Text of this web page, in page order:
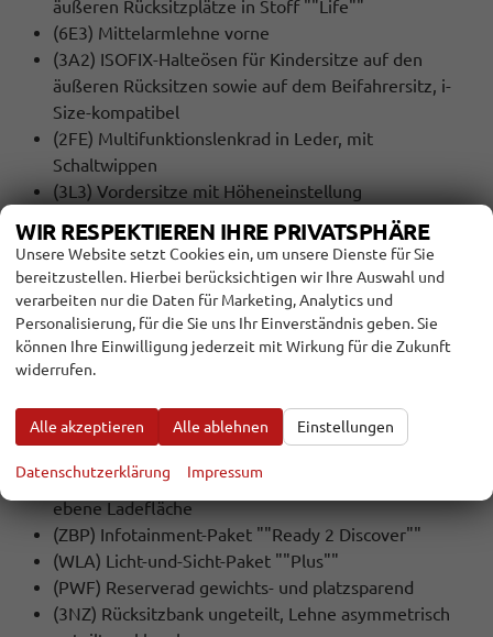
äußeren Rücksitzplätze in Stoff ""Life""
(6E3) Mittelarmlehne vorne
(3A2) ISOFIX-Halteösen für Kindersitze auf den
äußeren Rücksitzen sowie auf dem Beifahrersitz, i-
Size-kompatibel
(2FE) Multifunktionslenkrad in Leder, mit
Schaltwippen
(3L3) Vordersitze mit Höheneinstellung
EXTRAS:
(V73) 4 Leichtmetallräder ""Bangalore"" 6,5 J x 17
(PF3) Assistenzpaket ""IQ.DRIVE""
(6YD) Außenspiegel elektrisch einstell-, anklapp- und
beheizbar, mit Beifahrerspiegelabsenkung
(3S2) Dachreling schwarz
Profile wählbar
(3GD) Gepäckraumboden in 2 Höhen einstellbar, für
ebene Ladefläche
(ZBP) Infotainment-Paket ""Ready 2 Discover""
(WLA) Licht-und-Sicht-Paket ""Plus""
(PWF) Reserverad gewichts- und platzsparend
(3NZ) Rücksitzbank ungeteilt, Lehne asymmetrisch
WIR RESPEKTIEREN IHRE PRIVATSPHÄRE
Unsere Website setzt Cookies ein, um unsere Dienste für Sie
bereitzustellen. Hierbei berücksichtigen wir Ihre Auswahl und
verarbeiten nur die Daten für Marketing, Analytics und
Personalisierung, für die Sie uns Ihr Einverständnis geben. Sie
können Ihre Einwilligung jederzeit mit Wirkung für die Zukunft
widerrufen.
Alle akzeptieren Alle ablehnen Einstellungen
Datenschutzerklärung Impressum